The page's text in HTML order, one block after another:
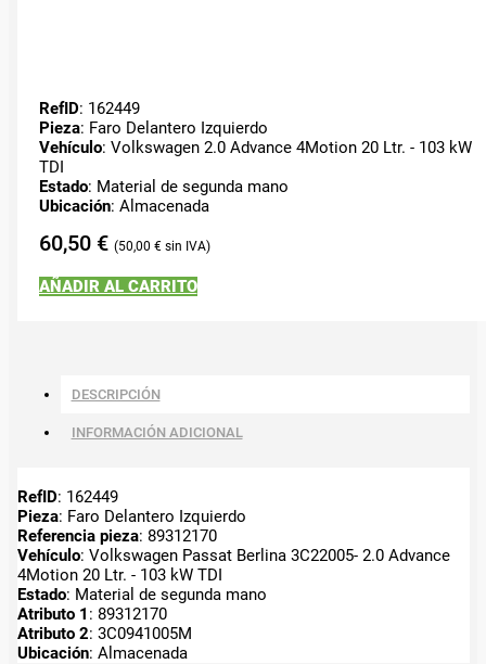
RefID: 162449
Pieza: Faro Delantero Izquierdo
Vehículo: Volkswagen 2.0 Advance 4Motion 20 Ltr. - 103 kW
TDI
Estado: Material de segunda mano
Ubicación: Almacenada
60,50 € 50,00 €
AÑADIR AL CARRITO
DESCRIPCIÓN
INFORMACIÓN ADICIONAL
RefID: 162449
Pieza: Faro Delantero Izquierdo
Referencia pieza: 89312170
Vehículo: Volkswagen Passat Berlina 3C22005- 2.0 Advance
4Motion 20 Ltr. - 103 kW TDI
Estado: Material de segunda mano
Atributo 1 : 89312170
Atributo 2: 3C0941005M
Ubicación: Almacenada